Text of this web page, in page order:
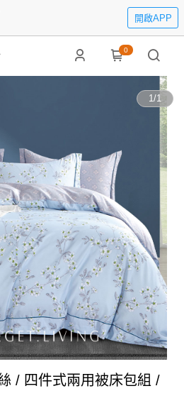
開啟APP
0
1/1
/ 四件式兩用被床包組 /